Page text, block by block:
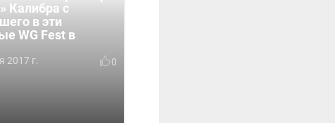
Калибра с
в эти
WG Fest в
2017 г. 0